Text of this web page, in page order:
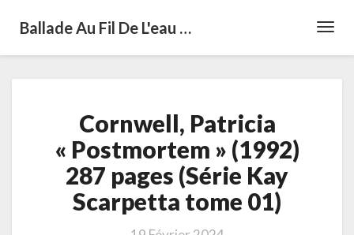
Ballade Au Fil De L'eau …
Patricia
« Postmortem »
(1992)
287
pages
(Série
Cornwell, Patricia
« Postmortem » (1992)
287 pages (Série Kay
Scarpetta tome 01)